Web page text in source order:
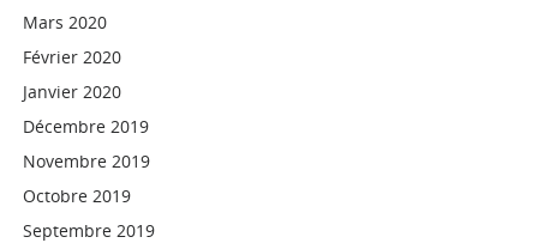
Mars 2020
Février 2020
Janvier 2020
Décembre 2019
Novembre 2019
Octobre 2019
Septembre 2019